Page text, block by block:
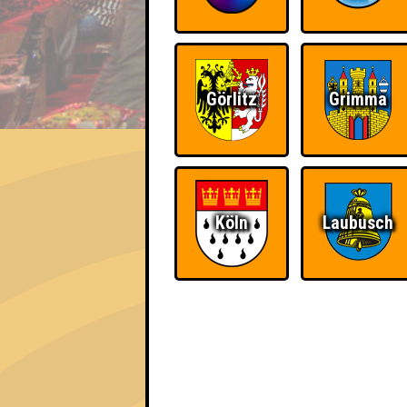
EVENTS
Quizzenschaftler
Errungenschaften
Kleiner Hinweis: bei uns sind Teams, die
für diese auch Errungenschaften für den 1.
Görlitz Grimma
Köln Laubusch